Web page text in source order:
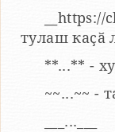
тулаш каҫӑ
**...** -
~~...~~ -